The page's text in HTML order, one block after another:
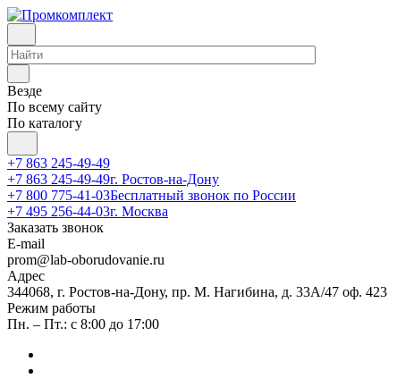
Везде
По всему сайту
По каталогу
+7 863 245-49-49
+7 863 245-49-49г. Ростов-на-Дону
+7 800 775-41-03Бесплатный звонок по России
+7 495 256-44-03г. Москва
Заказать звонок
E-mail
prom@lab-oborudovanie.ru
Адрес
344068, г. Ростов-на-Дону, пр. М. Нагибина, д. 33А/47 оф. 423
Режим работы
Пн. – Пт.: с 8:00 до 17:00